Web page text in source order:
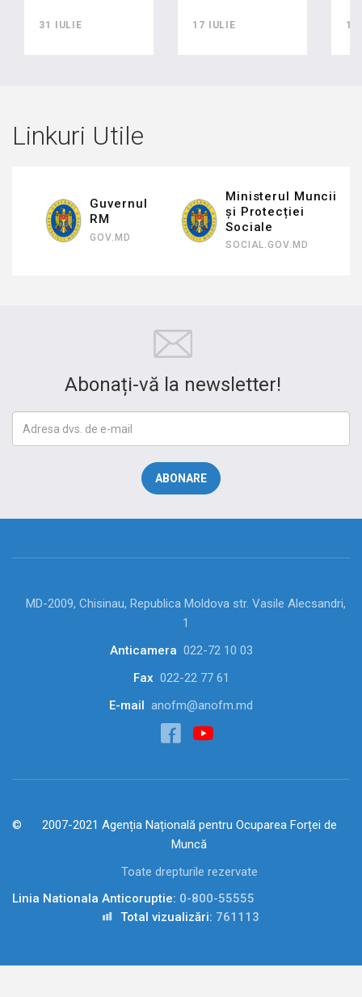
31 IULIE 17 IULIE 16
Linkuri Utile
Guvernul
RM
GOV.MD
Ministerul Muncii
și Protecției
Sociale
SOCIAL.GOV.MD
Abonați-vă la newsletter!
MD-2009, Chisinau, Republica Moldova str. Vasile Alecsandri,
1
Anticamera 022-72 10 03
Fax 022-22 77 61
E-mail
anofm@anofm.md
2007-2021 Agenția Națională pentru Ocuparea Forței de
Muncă
Toate drepturile rezervate
Linia Nationala Anticoruptie: 0-800-55555
Total vizualizări: 761113